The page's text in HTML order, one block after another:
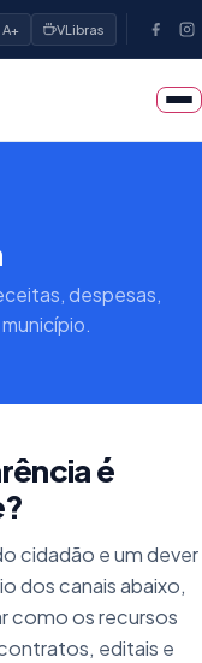
A+ VLibras
despesas,
é
cidadão e um dever
dos canais abaixo,
como os recursos
editais e